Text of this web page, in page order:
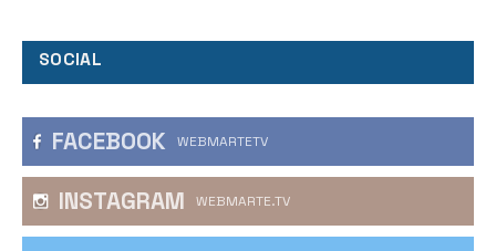
SOCIAL
FACEBOOK WEBMARTETV
INSTAGRAM WEBMARTE.TV